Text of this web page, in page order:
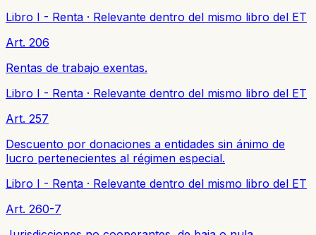
Libro I - Renta · Relevante dentro del mismo libro del ET
Art. 206
Rentas de trabajo exentas.
Libro I - Renta · Relevante dentro del mismo libro del ET
Art. 257
Descuento por donaciones a entidades sin ánimo de
lucro pertenecientes al régimen especial.
Libro I - Renta · Relevante dentro del mismo libro del ET
Art. 260-7